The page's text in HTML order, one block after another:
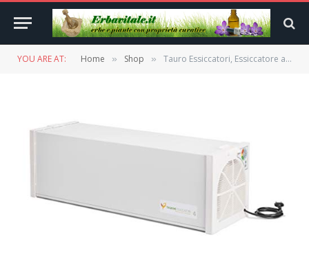
YOU ARE AT: Home » Shop » Tauro Essiccatori, Essiccatore alimentare Domus B10 a flusso orizzontale con 10 cestelli in materiale plastico, potenza 550W essicca fino a 6 Kg. Prodotto 100% Made in Italy